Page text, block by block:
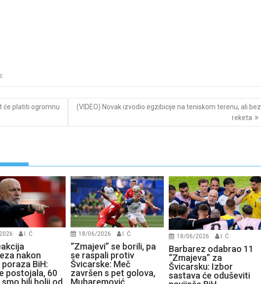
će platiti ogromnu
(VIDEO) Novak izvodio egzibicije na teniskom terenu, ali bez
reketa
I. Ć.
nakon
BiH:
postojala, 60
18/06/2026 I. Ć.
“Zmajevi” se borili, pa
se raspali protiv
Švicarske: Meč
završen s pet golova,
18/06/2026 I. Ć.
Barbarez odabrao 11
“Zmajeva” za
Švicarsku: Izbor
sastava će oduševiti